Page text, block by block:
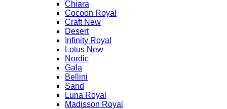
Chiara
Cocoon Royal
Craft New
Desert
Infinity Royal
Lotus New
Nordic
Gala
Bellini
Sand
Luna Royal
Madisson Royal